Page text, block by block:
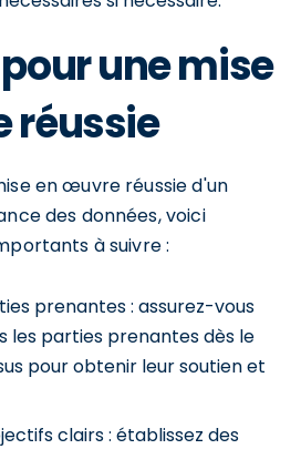
une mise
réussie
en œuvre réussie d'un
des données, voici
à suivre :
prenantes : assurez-vous
les parties prenantes dès le
pour obtenir leur soutien et
clairs : établissez des